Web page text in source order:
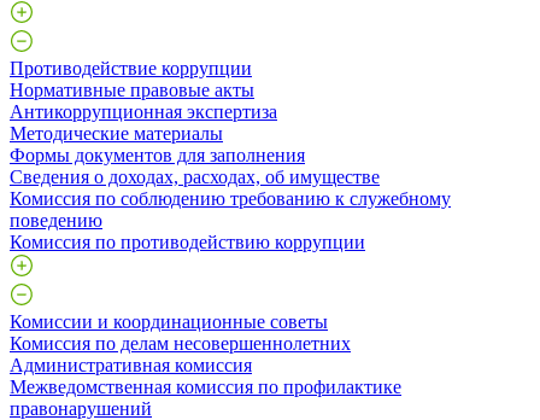
Противодействие коррупции
Нормативные правовые акты
Антикоррупционная экспертиза
Методические материалы
Формы документов для заполнения
Сведения о доходах, расходах, об имуществе
Комиссия по соблюдению требованию к служебному
поведению
Комиссия по противодействию коррупции
Комиссии и координационные советы
Комиссия по делам несовершеннолетних
Административная комиссия
Межведомственная комиссия по профилактике
правонарушений